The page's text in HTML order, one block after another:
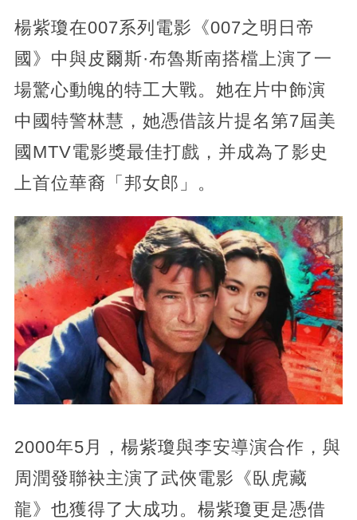
楊紫瓊在007系列電影《007之明日帝
國》中與皮爾斯·布魯斯南搭檔上演了一
場驚心動魄的特工大戰。她在片中飾演
中國特警林慧，她憑借該片提名第7屆美
國MTV電影獎最佳打戲，并成為了影史
上首位華裔「邦女郎」。
2000年5月，楊紫瓊與李安導演合作，與
周潤發聯袂主演了武俠電影《臥虎藏
龍》也獲得了大成功。楊紫瓊更是憑借